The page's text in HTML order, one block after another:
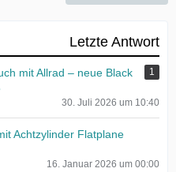
Letzte Antwort
mit Allrad – neue Black
1
30. Juli 2026 um 10:40
Achtzylinder Flatplane
16. Januar 2026 um 00:00